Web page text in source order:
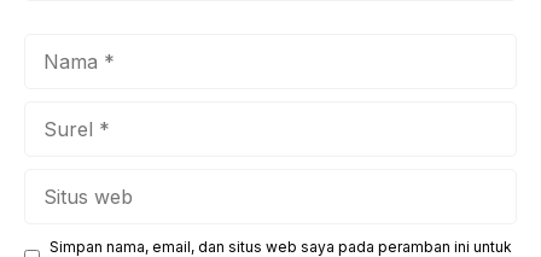
Simpan nama, email, dan situs web saya pada peramban ini untuk